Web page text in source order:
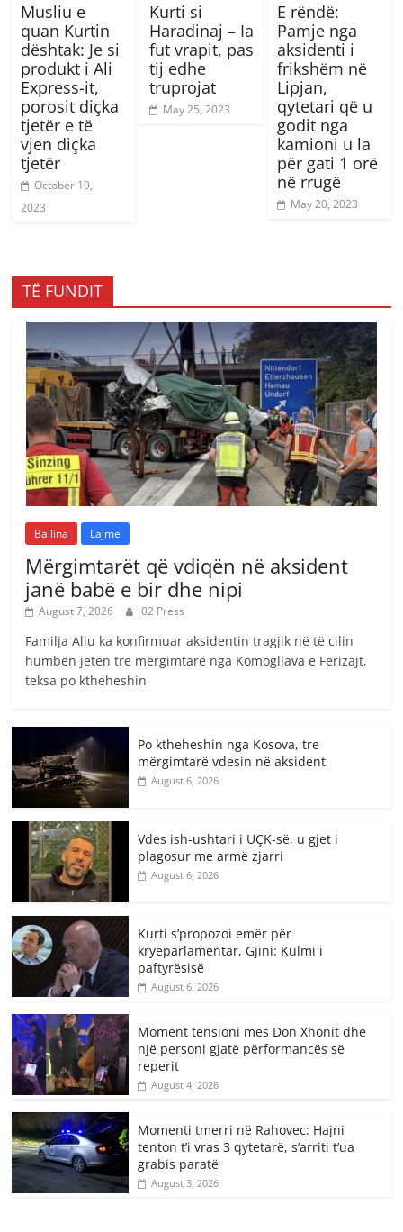
Musliu e
quan Kurtin
dështak: Je si
produkt i Ali
Express-it,
porosit diçka
tjetër e të
vjen diçka
tjetër
October 19,
2023
Kurti si
Haradinaj – Ia
fut vrapit, pas
tij edhe
truprojat
May 25, 2023
E rëndë:
Pamje nga
aksidenti i
frikshëm në
Lipjan,
qytetari që u
godit nga
kamioni u la
për gati 1 orë
në rrugë
May 20, 2023
TË FUNDIT
Ballina Lajme
Mërgimtarët që vdiqën në aksident
janë babë e bir dhe nipi
August 7, 2026 02 Press
Familja Aliu ka konfirmuar aksidentin tragjik në të cilin
humbën jetën tre mërgimtarë nga Komogllava e Ferizajt,
teksa po ktheheshin
Po ktheheshin nga Kosova, tre
mërgimtarë vdesin në aksident
August 6, 2026
Vdes ish-ushtari i UÇK-së, u gjet i
plagosur me armë zjarri
August 6, 2026
Kurti s’propozoi emër për
kryeparlamentar, Gjini: Kulmi i
paftyrësisë
August 6, 2026
Moment tensioni mes Don Xhonit dhe
një personi gjatë përformancës së
reperit
August 4, 2026
Momenti tmerri në Rahovec: Hajni
tenton t’i vras 3 qytetarë, s’arriti t’ua
grabis paratë
August 3, 2026